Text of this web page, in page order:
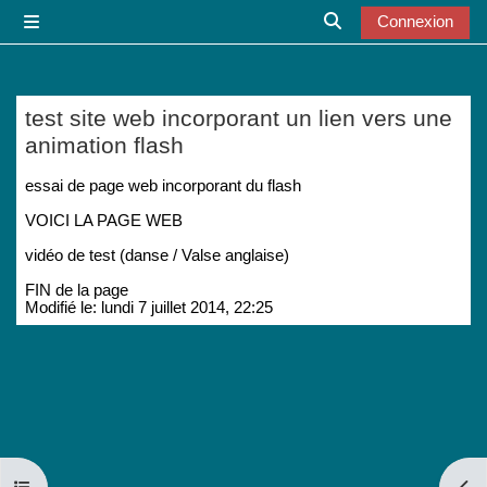
Activer/désactiver
Connexion
test site web incorporant un lien vers une
animation flash
Conditions d’achèvement
essai de page web incorporant du flash
VOICI LA PAGE WEB
vidéo de test (danse / Valse anglaise)
FIN de la page
Modifié le: lundi 7 juillet 2014, 22:25